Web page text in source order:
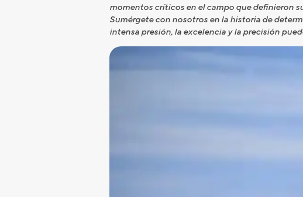
momentos críticos en el campo que definieron
Sumérgete con nosotros en la historia de
intensa presión, la excelencia y la precisión